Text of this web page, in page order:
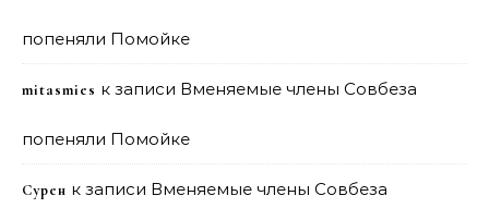
попеняли Помойке
mitasmies к записи Вменяемые члены Совбеза
попеняли Помойке
Сурен к записи Вменяемые члены Совбеза